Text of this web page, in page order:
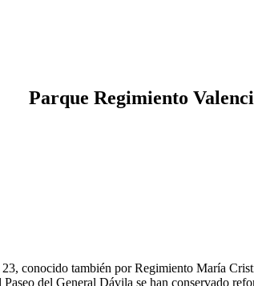
Parque Regimiento
conocido también por Regimiento María
del General Dávila se han conservado